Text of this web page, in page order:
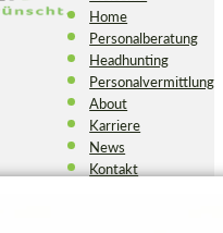
Home
Personalberatung
Headhunting
Personalvermittlung
About
Karriere
News
Kontakt